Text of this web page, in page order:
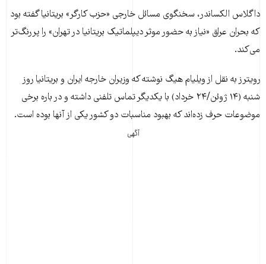
داگلاس الکساندر، سخنگوی مسائل خارجی «حزب کارگر» بریتانیا گفته بود
که بحران عراق «نیاز به حضور موثر دیپلماتیک بریتانیا در تهران» را پررنگ‌تر
می‌کند.
رویترز به نقل از ویلیام هیگ نوشته که وزیران خارجه ایران و بریتانیا روز
شنبه (۱۴ ژوئن/۲۴ خرداد) با یکدیگر تماس تلفنی داشته و در باره برخی
موضوعات حرف زده‌اند که بهبود مناسبات دو کشور یکی از آنها بوده است.
آگهی